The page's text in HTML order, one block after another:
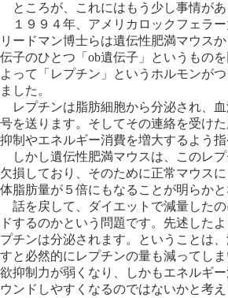
ところが、これにはもう少し事情があ
１９９４年、アメリカロックフェラ
リードマン博士らは遺伝性肥満マウス
伝子のひとつ「ob遺伝子」というもの
よって「レプチン」というホルモンが
ました。
レプチンは脂肪細胞から分泌され、
号を送ります。そしてその連絡を受け
抑制やエネルギー消費を増大するよう指
しかし遺伝性肥満マウスは、このレ
欠損しており、そのために正常マウスに
体脂肪量が５倍にもなることが明らかと
話を戻して、ダイエットで減量した
ドするのかという問題です。先述した
プチンは分泌されます。ということは
すと必然的にレプチンの量も減ってし
欲抑制力が弱くなり、しかもエネルギ
ウンドしやすくなるのではないかと考え